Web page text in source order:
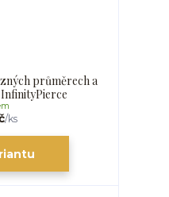
průměrech a
/ks